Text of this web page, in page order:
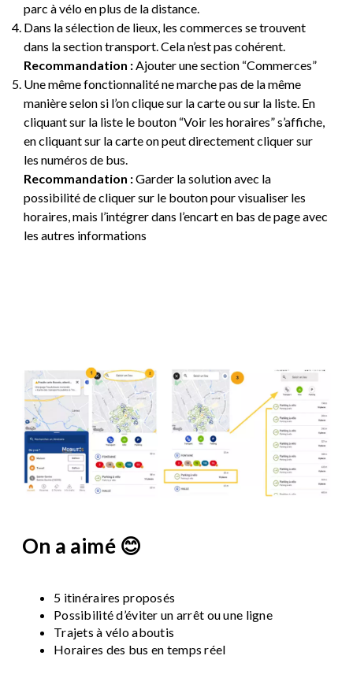
parc à vélo en plus de la distance.
Dans la sélection de lieux, les commerces se trouvent
dans la section transport. Cela n’est pas cohérent.
Recommandation :Ajouter une section “Commerces”
Une même fonctionnalité ne marche pas de la même
manière selon si l’on clique sur la carte ou sur la liste. En
cliquant sur la liste le bouton “Voir les horaires” s’affiche,
en cliquant sur la carte on peut directement cliquer sur
les numéros de bus.
Recommandation :Garder la solution avec la
possibilité de cliquer sur le bouton pour visualiser les
horaires, mais l’intégrer dans l’encart en bas de page avec
les autres informations
On a aimé 😊
5 itinéraires proposés
Possibilité d’éviter un arrêt ou une ligne
Trajets à vélo aboutis
Horaires des bus en temps réel